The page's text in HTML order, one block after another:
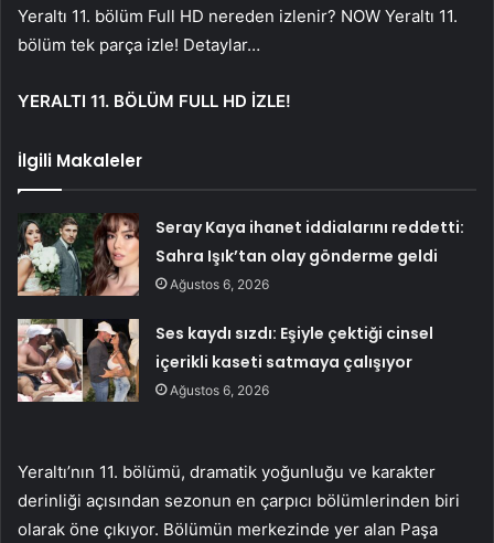
Yeraltı 11. bölüm Full HD nereden izlenir? NOW Yeraltı 11.
bölüm tek parça izle! Detaylar…
YERALTI 11. BÖLÜM FULL HD İZLE!
İlgili Makaleler
Seray Kaya ihanet iddialarını reddetti:
Sahra Işık’tan olay gönderme geldi
Ağustos 6, 2026
Ses kaydı sızdı: Eşiyle çektiği cinsel
içerikli kaseti satmaya çalışıyor
Ağustos 6, 2026
Yeraltı’nın 11. bölümü, dramatik yoğunluğu ve karakter
derinliği açısından sezonun en çarpıcı bölümlerinden biri
olarak öne çıkıyor. Bölümün merkezinde yer alan Paşa